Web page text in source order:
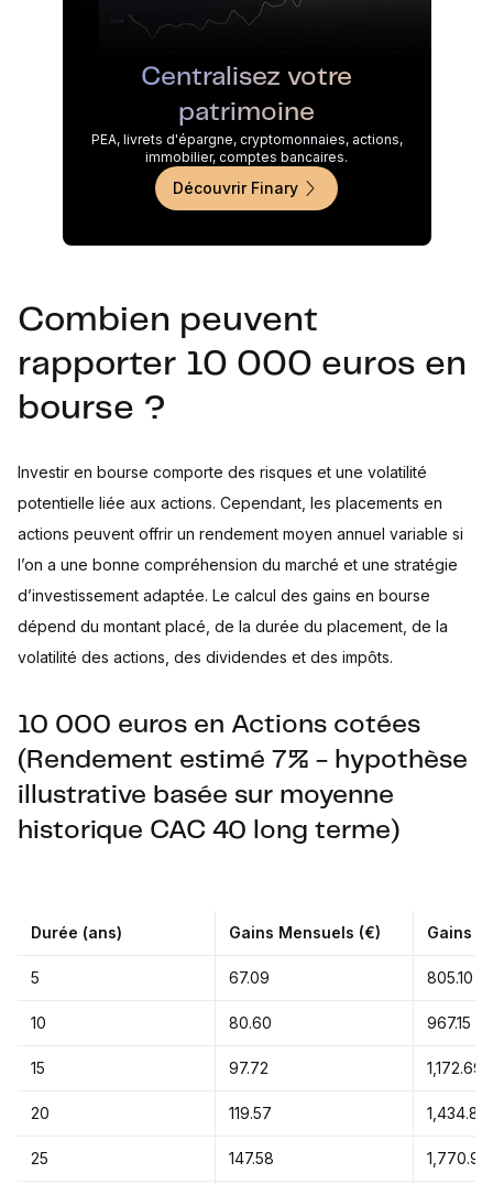
Centralisez votre
patrimoine
PEA, livrets d'épargne, cryptomonnaies, actions,
immobilier, comptes bancaires.
Découvrir Finary
Combien peuvent
rapporter 10 000 euros en
bourse ?
Investir en bourse comporte des risques et une volatilité
potentielle liée aux actions. Cependant, les placements en
actions peuvent offrir un rendement moyen annuel variable si
l’on a une bonne compréhension du marché et une stratégie
d’investissement adaptée. Le calcul des gains en bourse
dépend du montant placé, de la durée du placement, de la
volatilité des actions, des dividendes et des impôts.
10 000 euros en Actions cotées
(Rendement estimé 7% - hypothèse
illustrative basée sur moyenne
historique CAC 40 long terme)
Durée (ans) Gains Mensuels (€) Gains
5 67.09 805.10
10 80.60 967.15
15 97.72 1,172.69
20 119.57 1,434.84
25 147.58 1,770.97